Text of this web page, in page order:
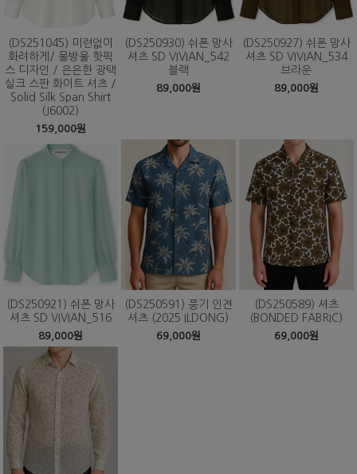
(DS251045) 미련없이
화려하게/ 물방울 핫픽
스 디자인 / 은은한 광택
실크 스판 화이트 셔츠 /
Solid Silk Span Shirt
(J6002)
159,000원
(DS250930) 쉬폰 망사
셔츠 SD VIVIAN_542
블랙
89,000원
(DS250927) 쉬폰 망사
셔츠 SD VIVIAN_534
브라운
89,000원
(DS250921) 쉬폰 망사
셔츠 SD VIVIAN_516
89,000원
(DS250591) 풍기 인견
셔츠 (2025 ILDONG)
69,000원
(DS250589) 셔츠
(BONDED FABRIC)
69,000원